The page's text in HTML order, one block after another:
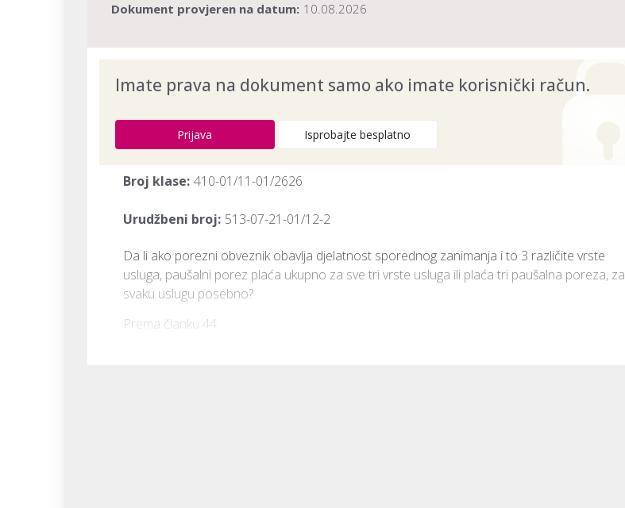
Dokument provjeren na datum: 10.08.2026
Imate prava na dokument samo ako imate korisnički račun.
Prijava Isprobajte besplatno
Broj klase: 410-01/11-01/2626
Urudžbeni broj: 513-07-21-01/12-2
Da li ako porezni obveznik obavlja djelatnost sporednog zanimanja i to 3 različite vrste
usluga, paušalni porez plaća ukupno za sve tri vrste usluga ili plaća tri paušalna poreza, za
svaku uslugu posebno?
Prema članku 44.